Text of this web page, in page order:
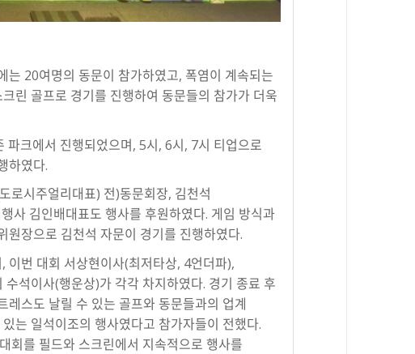
는 20여명의 동문이 참가하였고, 폭염이 계속되는
린 골프로 경기를 진행하여 동문들의 참가가 더욱
크에서 진행되었으며, 5시, 6시, 7시 티업으로
하였다.
로시주얼리대표) 전)동문회장, 김천석
사 김인배대표도 행사를 후원하였다. 게임 방식과
장으로 김천석 자문이 경기를 진행하였다.
이번 대회 서상현이사(최저타상, 4언더파),
석이사(행운상)가 각각 차지하였다. 경기 종료 후
스도 날릴 수 있는 골프와 동문들과의 업계
는 일석이조의 행사였다고 참가자들이 전했다.
회를 필드와 스크린에서 지속적으로 행사를